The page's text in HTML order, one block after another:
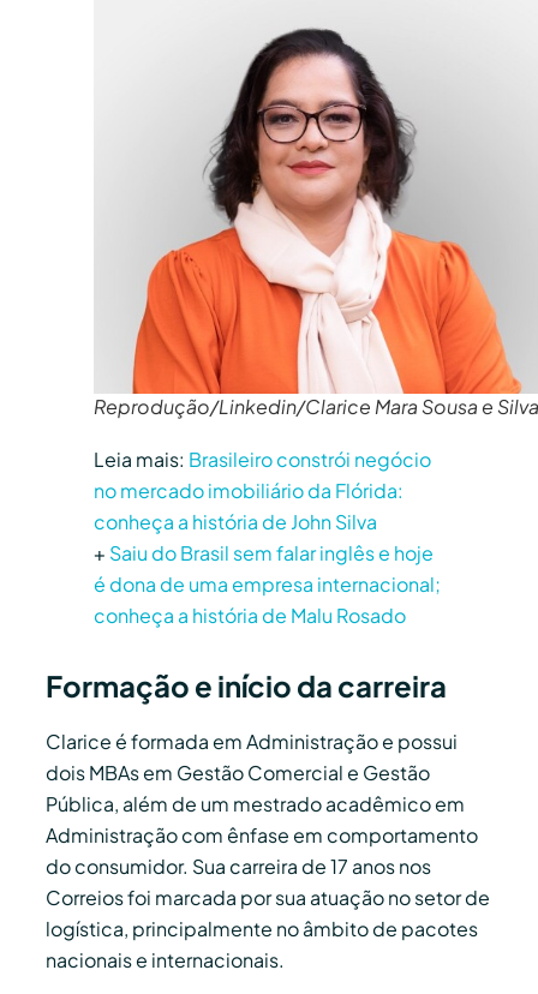
Reprodução/Linkedin/Clarice Mara Sousa e Silva
Leia mais: Brasileiro constrói negócio
no mercado imobiliário da Flórida:
conheça a história de John Silva
+ Saiu do Brasil sem falar inglês e hoje
é dona de uma empresa internacional;
conheça a história de Malu Rosado
Formação e início da carreira
Clarice é formada em Administração e possui
dois MBAs em Gestão Comercial e Gestão
Pública, além de um mestrado acadêmico em
Administração com ênfase em comportamento
do consumidor. Sua carreira de 17 anos nos
Correios foi marcada por sua atuação no setor de
logística, principalmente no âmbito de pacotes
nacionais e internacionais.